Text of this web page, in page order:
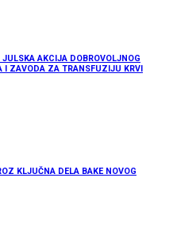
AKCIJA DOBROVOLJNOG
I ZAVODA ZA TRANSFUZIJU KRVI
KLJUČNA DELA BAKE NOVOG